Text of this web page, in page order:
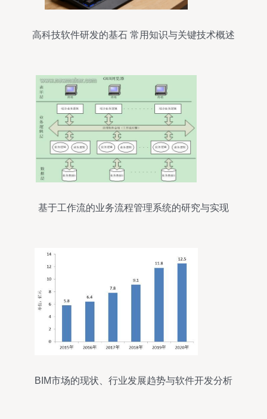
高科技软件研发的基石 常用知识与关键技术概述
基于工作流的业务流程管理系统的研究与实现
BIM市场的现状、行业发展趋势与软件开发分析